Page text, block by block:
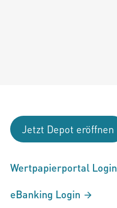
Jetzt Depot eröffnen
Wertpapierportal Login
eBanking Login